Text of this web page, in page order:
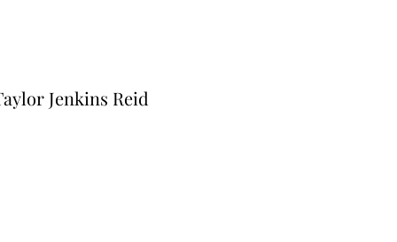
Jenkins Reid